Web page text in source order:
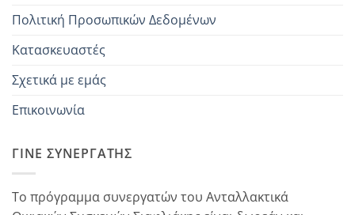
Πολιτική Προσωπικών Δεδομένων
Κατασκευαστές
Σχετικά με εμάς
Επικοινωνία
ΓΊΝΕ ΣΥΝΕΡΓΆΤΗΣ
Το πρόγραμμα συνεργατών του Ανταλλακτικά